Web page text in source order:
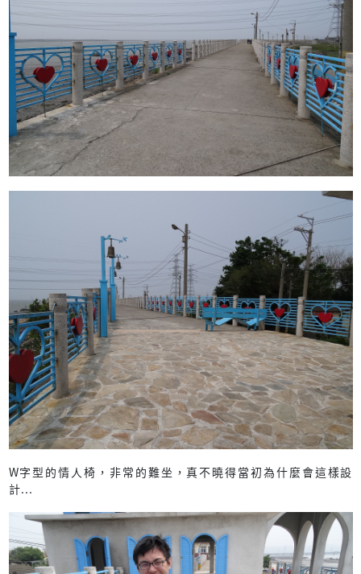
W字型的情人椅，非常的難坐，真不曉得當初為什麼會這樣設
計...